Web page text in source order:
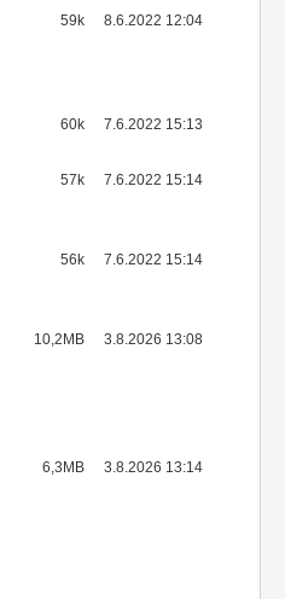
59k 8.6.2022 12:04
60k 7.6.2022 15:13
57k 7.6.2022 15:14
56k 7.6.2022 15:14
10,2MB 3.8.2026 13:08
6,3MB 3.8.2026 13:14